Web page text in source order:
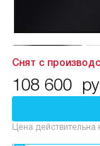
Снят с
108 600
Цена